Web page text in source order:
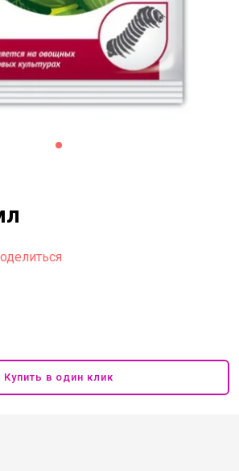
Купить в один клик